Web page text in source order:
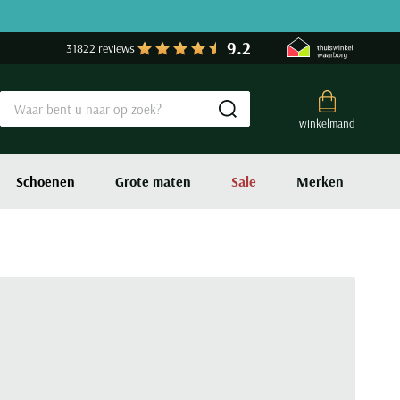
31822 reviews 9.2
winkelmand
Submit search
Schoenen Grote maten Sale Merken